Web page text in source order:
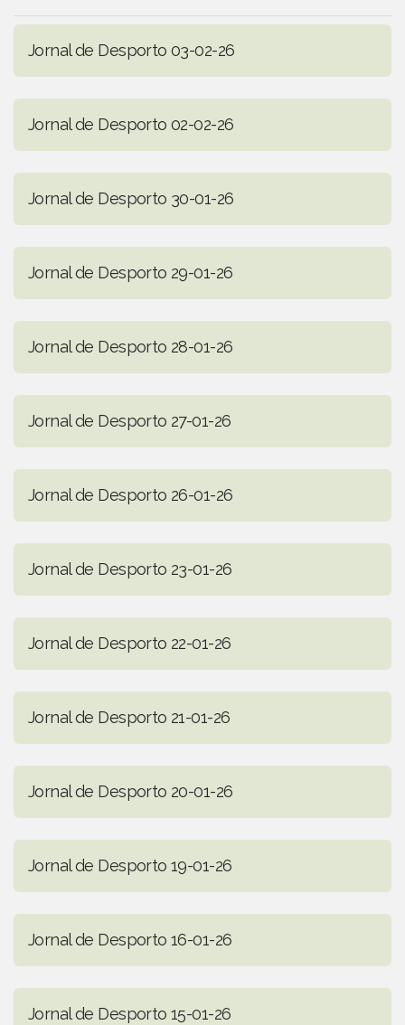
Jornal de Desporto 03-02-26
Jornal de Desporto 02-02-26
Jornal de Desporto 30-01-26
Jornal de Desporto 29-01-26
Jornal de Desporto 28-01-26
Jornal de Desporto 27-01-26
Jornal de Desporto 26-01-26
Jornal de Desporto 23-01-26
Jornal de Desporto 22-01-26
Jornal de Desporto 21-01-26
Jornal de Desporto 20-01-26
Jornal de Desporto 19-01-26
Jornal de Desporto 16-01-26
Jornal de Desporto 15-01-26